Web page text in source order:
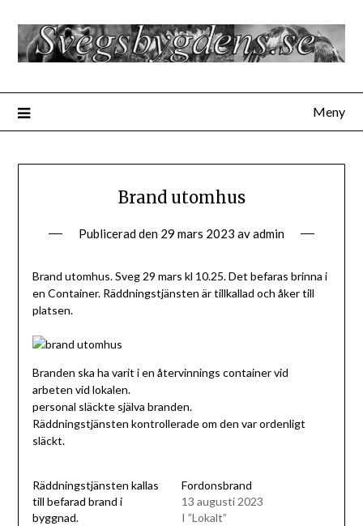
innehåll
Meny
Brand utomhus
Publicerad den 29 mars 2023 avadmin
Brand utomhus. Sveg 29 mars kl 10.25. Det befaras brinna i
en Container. Räddningstjänsten är tillkallad och åker till
platsen.
Branden ska ha varit i en återvinnings container vid
arbeten vid lokalen.
personal släckte själva branden.
Räddningstjänsten kontrollerade om den var ordenligt
släckt.
Räddningstjänsten kallas
till befarad brand i
byggnad.
Fordonsbrand
13 augusti 2023
I ”Lokalt”